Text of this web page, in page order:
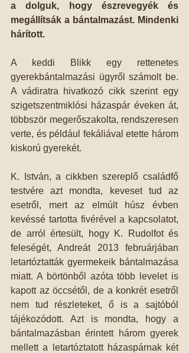
a dolguk, hogy észrevegyék és
megállítsák a bántalmazást. Mindenki
hárított.
A keddi Blikk egy rettenetes
gyerekbántalmazási ügyről számolt be.
A vádiratra hivatkozó cikk szerint egy
szigetszentmiklósi házaspár éveken át,
többször megerőszakolta, rendszeresen
verte, és például fekáliával etette három
kiskorú gyerekét.
K. István, a cikkben szereplő családfő
testvére azt mondta, keveset tud az
esetről, mert az elmúlt húsz évben
kevéssé tartotta fivérével a kapcsolatot,
de arról értesült, hogy K. Rudolfot és
feleségét, Andreát 2013 februárjában
letartóztatták gyermekeik bántalmazása
miatt. A börtönből azóta több levelet is
kapott az öccsétől, de a konkrét esetről
nem tud részleteket, ő is a sajtóból
tájékozódott. Azt is mondta, hogy a
bántalmazásban érintett három gyerek
mellett a letartóztatott házaspárnak két